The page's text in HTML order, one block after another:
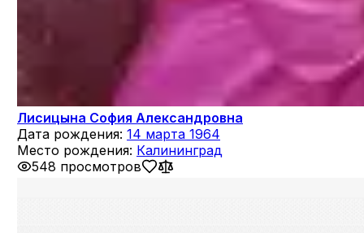
Лисицына София Александровна
Дата рождения: 14 марта 1964
Место рождения: Калининград
548 просмотров